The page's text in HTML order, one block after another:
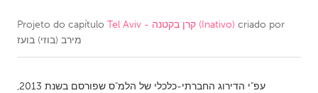
CANADA
Projeto do capítulo Tel Aviv - קרן בקטנה (Inativo) criado por
מירב (בוזי) בועז
עפ"י הדירוג החברתי-כלכלי של הלמ"ס שפורסם בשנת 2013,